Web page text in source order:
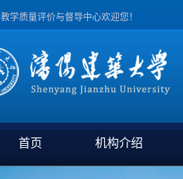
教学质量评价与督导中心欢迎您！
首页 机构介绍